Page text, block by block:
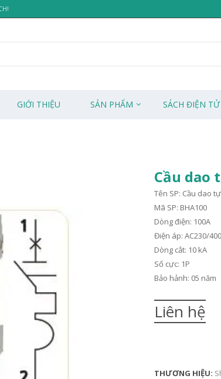
GIỚI THIỆU SẢN PHẨM SÁCH ĐIỆN TỬ
Cầu dao
Tên SP: Cầu dao
Mã SP: BHA100
Dòng điện: 100A
Điện áp: AC230/
Dòng cắt: 10 kA
Số cực: 1P
Bảo hảnh: 05 năm
Liên hệ
THƯƠNG HIỆU: